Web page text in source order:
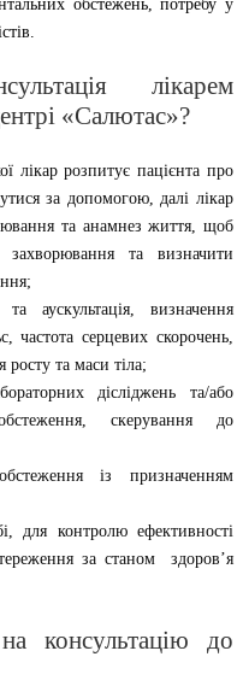
обстежень, потребу у
лікарем
«Салютас»?
лікар розпитує пацієнта про
за допомогою, далі лікар
та анамнез життя, щоб
захворювання та визначити
аускультація, визначення
частота серцевих скорочень,
та маси тіла;
дісліджень та/або
скерування до
із призначенням
для контролю ефективності
за станом здоров’я
консультацію до